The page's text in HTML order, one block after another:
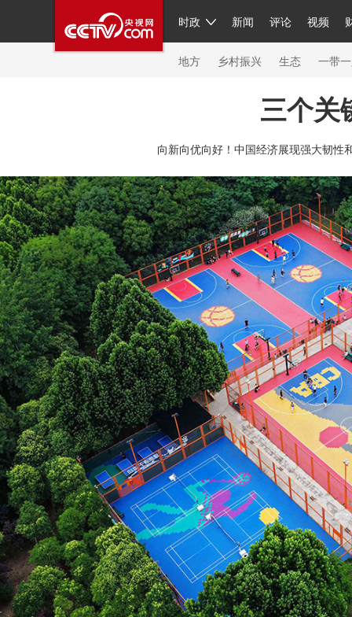
时政 新闻 评论 视频
人民领袖习近平 联播+ 中国
直播 片库 栏目大全 节目单
繁体 海外频道 iPanda
地方 乡村振兴 生态 一带
秧纪录 纪
新闻 国内 国际 评论 经济 军事 科技
人民领袖习近平 联播+ 热解读 天天学习 习
视频 小央视频 小央直播 直播中国 熊猫频
现场 前线 比划 快看 蓝海中国 新兵请入
体育 直播 竞猜 2026年世界杯 2026年冬奥
VIP会员 CCTV奥林匹克频道 生活体育大会
财经 教育 乡村振兴 生态环境 一带一路
大国智造 大国展会 大国保险 云顶对话 云
CCTV.节目官网 直播 节目单 栏目 片库
三个关
向新向优向好！中国经济展现强大韧性